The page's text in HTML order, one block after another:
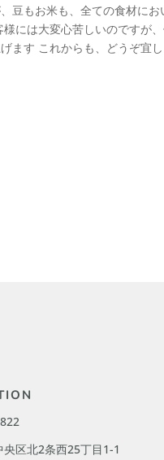
豆もお米も、全ての食材に
には大変心苦しいのですが
ます これからも、どうぞ宜
央区北2条西25丁目1-1